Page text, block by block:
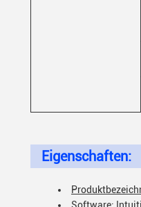
Eigenschaften: